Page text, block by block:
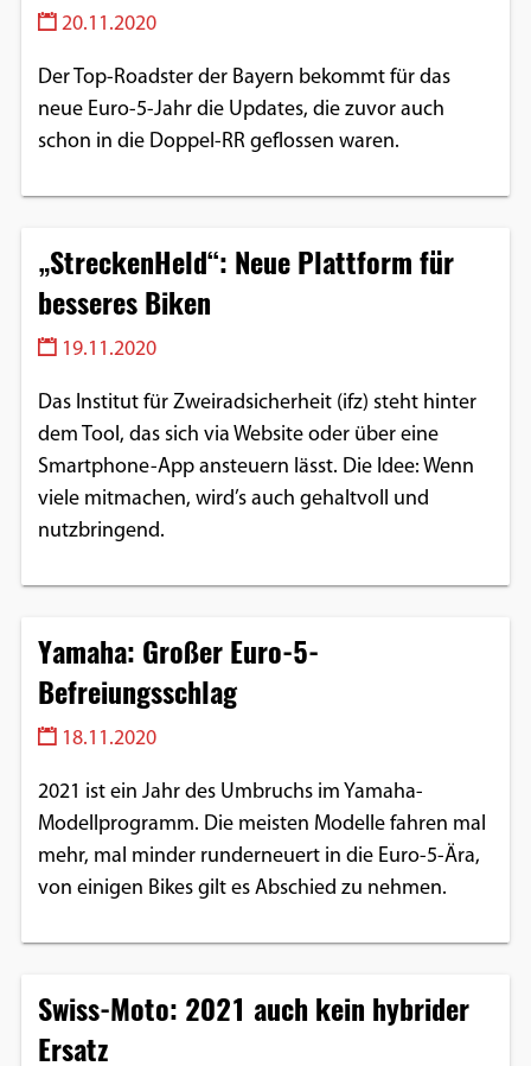
20.11.2020
Der Top-Roadster der Bayern bekommt für das
neue Euro-5-Jahr die Updates, die zuvor auch
schon in die Doppel-RR geflossen waren.
„StreckenHeld“: Neue Plattform für
besseres Biken
19.11.2020
Das Institut für Zweiradsicherheit (ifz) steht hinter
dem Tool, das sich via Website oder über eine
Smartphone-App ansteuern lässt. Die Idee: Wenn
viele mitmachen, wird’s auch gehaltvoll und
nutzbringend.
Yamaha: Großer Euro-5-
Befreiungsschlag
18.11.2020
2021 ist ein Jahr des Umbruchs im Yamaha-
Modellprogramm. Die meisten Modelle fahren mal
mehr, mal minder runderneuert in die Euro-5-Ära,
von einigen Bikes gilt es Abschied zu nehmen.
Swiss-Moto: 2021 auch kein hybrider
Ersatz